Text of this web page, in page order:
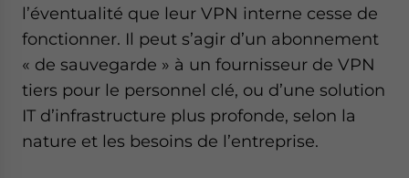
l’éventualité que leur VPN interne cesse de
fonctionner. Il peut s’agir d’un abonnement
« de sauvegarde » à un fournisseur de VPN
tiers pour le personnel clé, ou d’une solution
IT d’infrastructure plus profonde, selon la
nature et les besoins de l’entreprise.